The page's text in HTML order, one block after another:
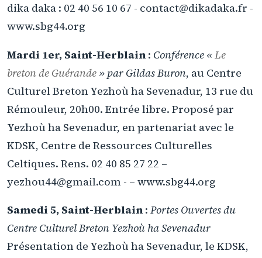
dika daka : 02 40 56 10 67 - contact@dikadaka.fr -
www.sbg44.org
Mardi 1er, Saint-Herblain : Conférence «Le
breton de Guérande» par Gildas Buron, au Centre
Culturel Breton Yezhoù ha Sevenadur, 13 rue du
Rémouleur, 20h00. Entrée libre. Proposé par
Yezhoù ha Sevenadur, en partenariat avec le
KDSK, Centre de Ressources Culturelles
Celtiques. Rens. 02 40 85 27 22 –
yezhou44@gmail.com - – www.sbg44.org
Samedi 5, Saint-Herblain : Portes Ouvertes du
Centre Culturel Breton Yezhoù ha Sevenadur
Présentation de Yezhoù ha Sevenadur, le KDSK,